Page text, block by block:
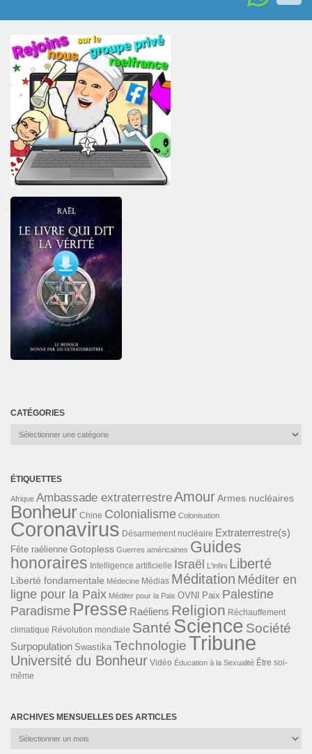
CATÉGORIES
Catégories
ÉTIQUETTES
Afrique Ambassade extraterrestreAmourArmes nucléaires
Bonheur Chine Colonialisme Colonisation
Coronavirus Désarmement nucléaire Extraterrestre(s)
Fête raélienne Gotopless Guerres américaines Guides
honoraires Intelligence artificielle Israël L'infini Liberté
Liberté fondamentale Médecine Médias Méditation Méditer en
ligne pour la Paix Méditer pour la Paix OVNI Paix Palestine
Paradisme Presse Raéliens Religion Réchauffement
climatique Révolution mondiale Santé Science Société
Surpopulation Swastika TechnologieTribune
Université du Bonheur Vidéo Éducation à la Sexualité Être soi-
même
ARCHIVES MENSUELLES DES ARTICLES
Archives